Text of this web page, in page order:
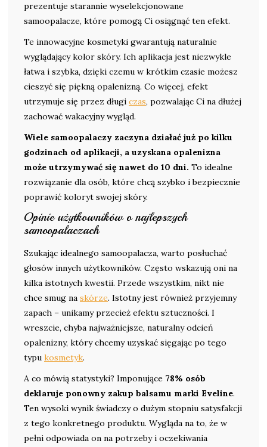
prezentuje starannie wyselekcjonowane
samoopalacze, które pomogą Ci osiągnąć ten efekt.
Te innowacyjne kosmetyki gwarantują naturalnie
wyglądający kolor skóry. Ich aplikacja jest niezwykle
łatwa i szybka, dzięki czemu w krótkim czasie możesz
cieszyć się piękną opalenizną. Co więcej, efekt
utrzymuje się przez długi czas, pozwalając Ci na dłużej
zachować wakacyjny wygląd.
Wiele samoopalaczy zaczyna działać już po kilku
godzinach od aplikacji, a uzyskana opalenizna
może utrzymywać się nawet do 10 dni. To idealne
rozwiązanie dla osób, które chcą szybko i bezpiecznie
poprawić koloryt swojej skóry.
Opinie użytkowników o najlepszych
samoopalaczach
Szukając idealnego samoopalacza, warto posłuchać
głosów innych użytkowników. Często wskazują oni na
kilka istotnych kwestii. Przede wszystkim, nikt nie
chce smug na skórze. Istotny jest również przyjemny
zapach – unikamy przecież efektu sztuczności. I
wreszcie, chyba najważniejsze, naturalny odcień
opalenizny, który chcemy uzyskać sięgając po tego
typu kosmetyk.
A co mówią statystyki? Imponujące 78% osób
deklaruje ponowny zakup balsamu marki Eveline.
Ten wysoki wynik świadczy o dużym stopniu satysfakcji
z tego konkretnego produktu. Wygląda na to, że w
pełni odpowiada on na potrzeby i oczekiwania